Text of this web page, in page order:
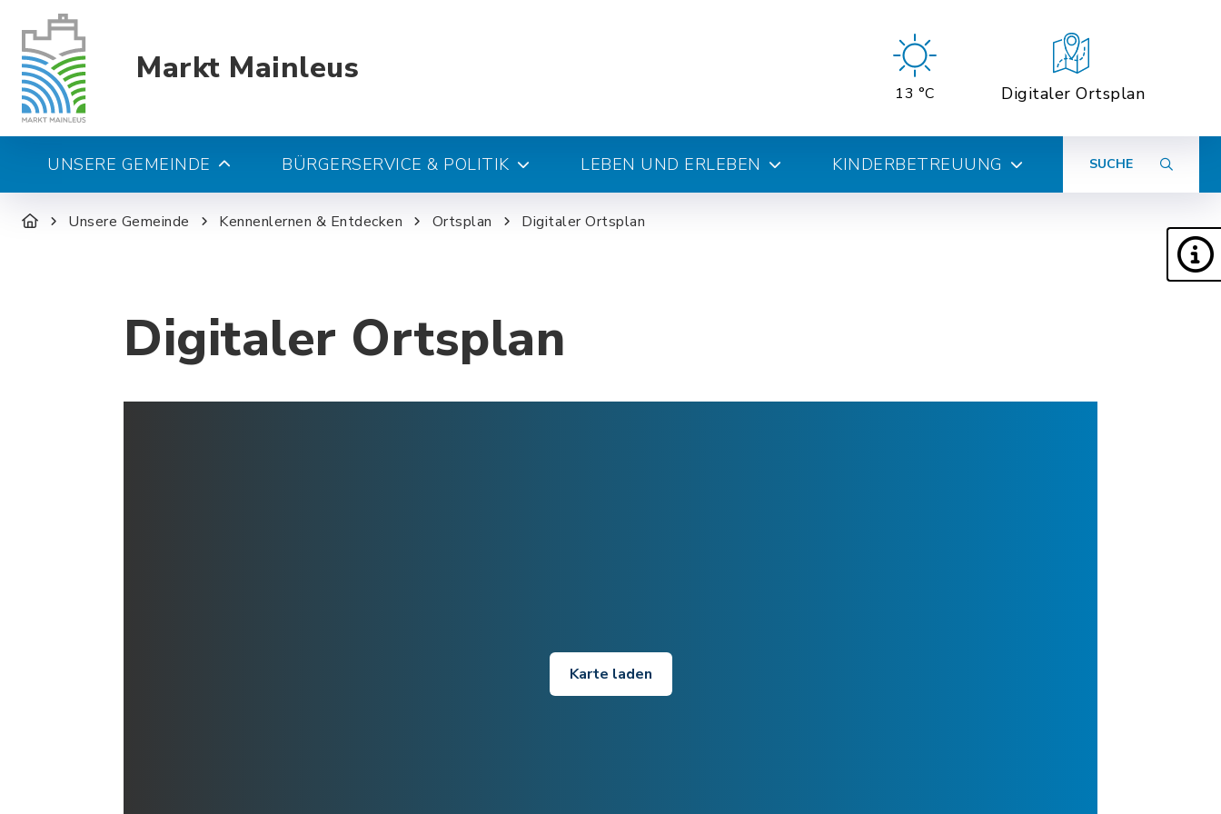
Markt Mainleus
13 °C Digitaler Ortsplan
UNSERE GEMEINDE BÜRGERSERVICE & POLITIK LEBEN UND ERLEBEN KINDERBETREUUNG SUCHE
Unsere Gemeinde Kennenlernen & Entdecken Ortsplan Digitaler Ortsplan
Digitaler Ortsplan
Karte laden